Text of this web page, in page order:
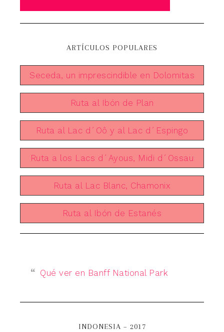
ARTÍCULOS POPULARES
Seceda, un imprescindible en Dolomitas
Ruta al Ibón de Plan
Ruta al Lac d´Oô y al Lac d´Espingo
Ruta a los Lacs d´Ayous, Midi d´Ossau
Ruta al Lac Blanc, Chamonix
Ruta al Ibón de Estanés
Qué ver en Banff National Park
INDONESIA – 2017